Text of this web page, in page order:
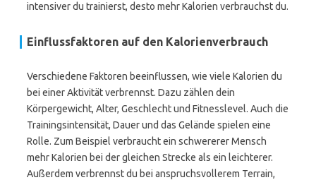
intensiver du trainierst, desto mehr Kalorien verbrauchst du.
Einflussfaktoren auf den Kalorienverbrauch
Verschiedene Faktoren beeinflussen, wie viele Kalorien du
bei einer Aktivität verbrennst. Dazu zählen dein
Körpergewicht, Alter, Geschlecht und Fitnesslevel. Auch die
Trainingsintensität, Dauer und das Gelände spielen eine
Rolle. Zum Beispiel verbraucht ein schwererer Mensch
mehr Kalorien bei der gleichen Strecke als ein leichterer.
Außerdem verbrennst du bei anspruchsvollerem Terrain,